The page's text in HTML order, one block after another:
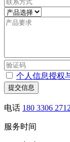
个人信息授权
提交信息
电话 180 3306 2712
服务时间